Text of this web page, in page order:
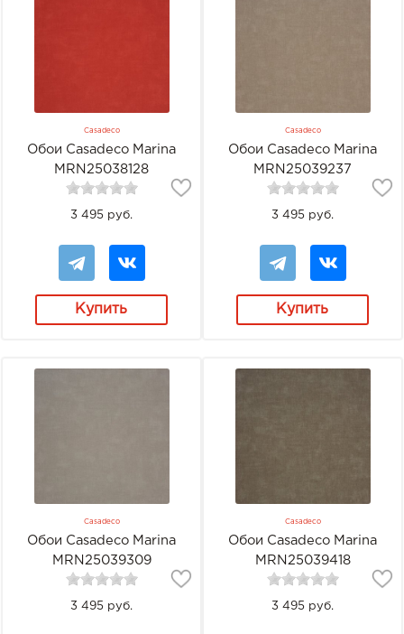
Casadeco
Обои Casadeco Marina
MRN25038128
3 495 руб.
Купить
Casadeco
Обои Casadeco Marina
MRN25039237
3 495 руб.
Купить
Casadeco
Обои Casadeco Marina
MRN25039309
3 495 руб.
Casadeco
Обои Casadeco Marina
MRN25039418
3 495 руб.